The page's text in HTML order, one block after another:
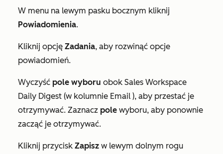
W menu na lewym pasku bocznym kliknij
Powiadomienia.
Kliknij opcję Zadania, aby rozwinąć opcje
powiadomień.
Wyczyść pole wyboru obok Sales Workspace
Daily Digest (w kolumnie Email ), aby przestać je
otrzymywać. Zaznacz pole wyboru, aby ponownie
zacząć je otrzymywać.
Kliknij przycisk Zapisz w lewym dolnym rogu